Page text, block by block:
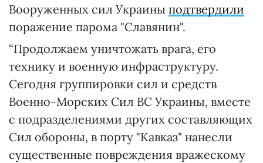
Вооруженных сил Украины подтвердили
поражение парома "Славянин".
“Продолжаем уничтожать врага, его
технику и военную инфраструктуру.
Сегодня группировки сил и средств
Военно-Морских Сил ВС Украины, вместе
с подразделениями других составляющих
Сил обороны, в порту "Кавказ" нанесли
существенные повреждения вражескому